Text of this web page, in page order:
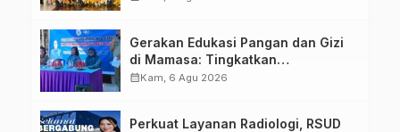
Gerakan Edukasi Pangan dan Gizi
di Mamasa: Tingkatkan
Pengetahuan dan Keterampilan
calendar_monthKam, 6 Agu 2026
Perkuat Layanan Radiologi, RSUD